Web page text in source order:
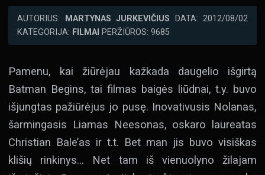
AUTORIUS: MARTYNAS JURKEVIČIUS DATA: 2012/08/02
KATEGORIJA: FILMAI PERŽIŪROS: 9685
Pamenu, kai žiūrėjau kažkada daugelio išgirtą
Batman Begins, tai filmas baigės liūdnai, t.y. buvo
išjungtas pažiūrėjus jo pusę. Inovativusis Nolanas,
šarmingasis Liamas Neesonas, oskaro laureatas
Christian Bale’as ir t.t. Bet man jis buvo visiškas
klišių rinkinys… Net tam iš vienuolyno žilajam